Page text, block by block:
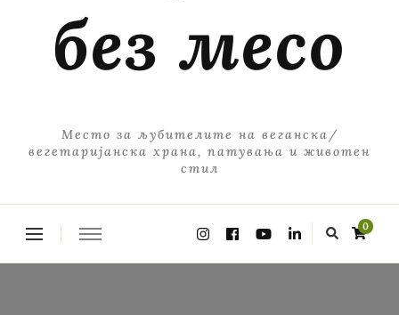
без месо
Место за љубителите на веганска/
вегетаријанска храна, патувања и животен
стил
0